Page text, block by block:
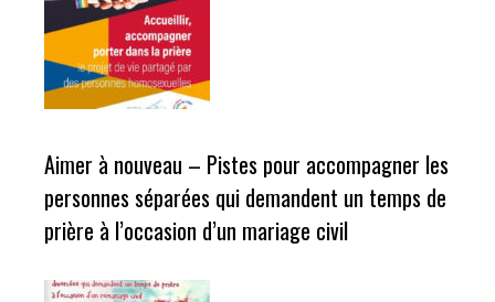
Aimer à nouveau – Pistes pour accompagner les
personnes séparées qui demandent un temps de
prière à l’occasion d’un mariage civil